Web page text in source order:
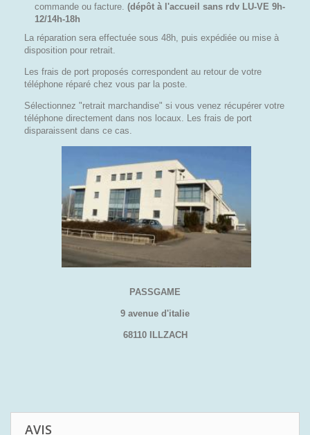
commande ou facture. (dépôt à l'accueil sans rdv LU-VE 9h-
12/14h-18h
La réparation sera effectuée sous 48h, puis expédiée ou mise à
disposition pour retrait.
Les frais de port proposés correspondent au retour de votre
téléphone réparé chez vous par la poste.
Sélectionnez "retrait marchandise" si vous venez récupérer votre
téléphone directement dans nos locaux. Les frais de port
disparaissent dans ce cas.
PASSGAME
9 avenue d'italie
68110 ILLZACH
AVIS